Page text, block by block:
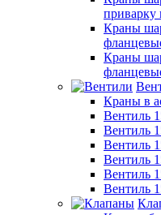
приварку
Краны
Краны
Краны в
Вентиль
Вентиль
Вентиль
Вентиль
Вентиль
Вентиль